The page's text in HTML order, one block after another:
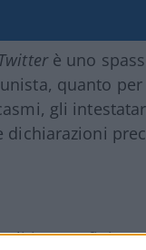
Twitterè uno
quanto
gli
per finire